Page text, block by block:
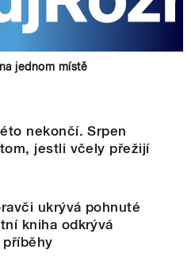
jednom místě
nekončí. Srpen
jestli včely přežijí
ukrývá pohnuté
kniha odkrývá